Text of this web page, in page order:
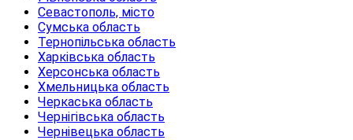
Севастополь, місто
Сумська область
Тернопільська область
Харківська область
Херсонська область
Хмельницька область
Черкаська область
Чернігівська область
Чернівецька область